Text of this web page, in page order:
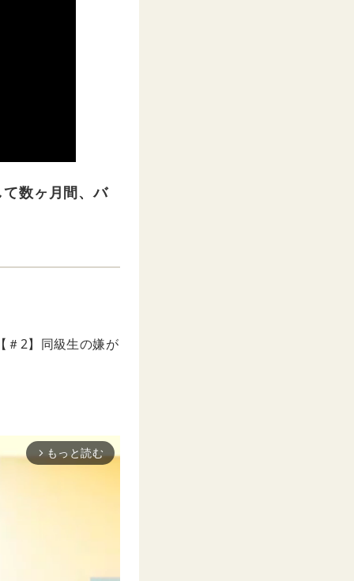
数ヶ月間、バ
＃2】同級生の嫌が
arrow_forward_ios もっと読む